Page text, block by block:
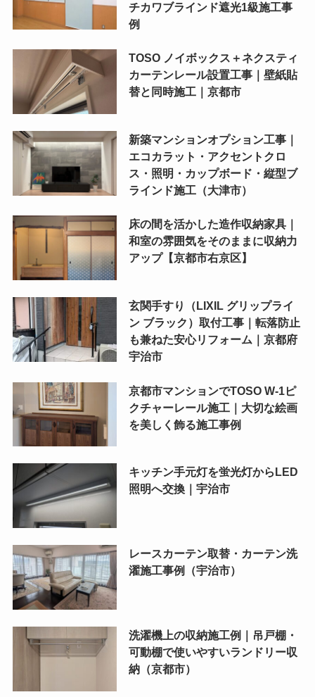
チカワブラインド遮光1級施工事
例
TOSO ノイボックス＋ネクスティ
カーテンレール設置工事｜壁紙貼
替と同時施工｜京都市
新築マンションオプション工事｜
エコカラット・アクセントクロ
ス・照明・カップボード・縦型ブ
ラインド施工（大津市）
床の間を活かした造作収納家具｜
和室の雰囲気をそのままに収納力
アップ【京都市右京区】
玄関手すり（LIXIL グリップライ
ン ブラック）取付工事｜転落防止
も兼ねた安心リフォーム｜京都府
宇治市
京都市マンションでTOSO W-1ピ
クチャーレール施工｜大切な絵画
を美しく飾る施工事例
キッチン手元灯を蛍光灯からLED
照明へ交換｜宇治市
レースカーテン取替・カーテン洗
濯施工事例（宇治市）
洗濯機上の収納施工例｜吊戸棚・
可動棚で使いやすいランドリー収
納（京都市）